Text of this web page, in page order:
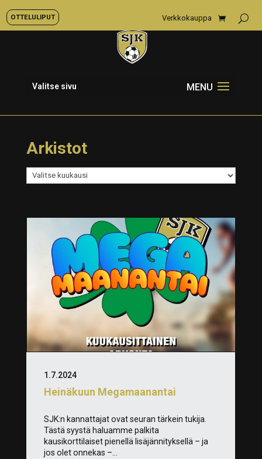
OTTELULIPUT Verkkokauppa
Valitse sivu
Arkistot
Arkistot
Heinäkuun Megamaanantai
1.7.2024
SJK:n kannattajat ovat seuran tärkein tukija.
Tästä syystä haluamme palkita
kausikorttilaiset pienellä lisäjännityksellä – ja
jos olet onnekas –...